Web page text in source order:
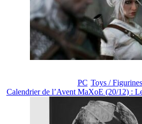
PC Toys / Figurines
Calendrier de l’Avent MaXoE (20/12) :